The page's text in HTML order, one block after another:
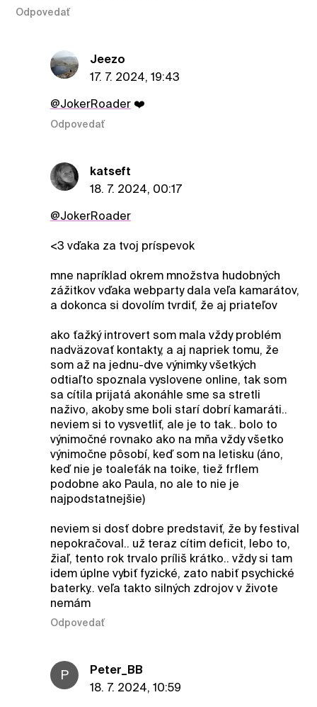
Odpovedať
Jeezo
17. 7. 2024, 19:43
@JokerRoader❤️
Odpovedať
katseft
18. 7. 2024, 00:17
@JokerRoader
<3 vďaka za tvoj príspevok
mne napríklad okrem množstva hudobných
zážitkov vďaka webparty dala veľa kamarátov,
a dokonca si dovolím tvrdiť, že aj priateľov
ako ťažký introvert som mala vždy problém
nadväzovať kontakty, a aj napriek tomu, že
som až na jednu-dve výnimky všetkých
odtiaľto spoznala vyslovene online, tak som
sa cítila prijatá akonáhle sme sa stretli
naživo, akoby sme boli starí dobrí kamaráti..
neviem si to vysvetliť, ale je to tak.. bolo to
výnimočné rovnako ako na mňa vždy všetko
výnimočne pôsobí, keď som na letisku (áno,
keď nie je toaleťák na toike, tiež frflem
podobne ako Paula, no ale to nie je
najpodstatnejšie)
neviem si dosť dobre predstaviť, že by festival
nepokračoval.. už teraz cítim deficit, lebo to,
žiaľ, tento rok trvalo príliš krátko.. vždy si tam
idem úplne vybiť fyzické, zato nabiť psychické
baterky.. veľa takto silných zdrojov v živote
nemám
Odpovedať
P
Peter_BB
18. 7. 2024, 10:59